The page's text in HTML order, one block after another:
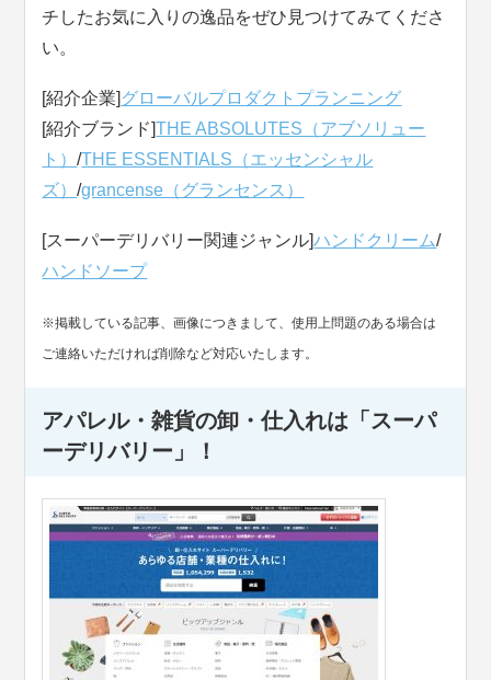
チしたお気に入りの逸品をぜひ見つけてみてくださ
い。
[紹介企業] グローバルプロダクトプランニング
[紹介ブランド]THE ABSOLUTES（アブソリュー
ト）/THE ESSENTIALS（エッセンシャル
ズ）/grancense（グランセンス）
[スーパーデリバリー関連ジャンル]ハンドクリーム/
ハンドソープ
※掲載している記事、画像につきまして、使用上問題のある場合は
ご連絡いただければ削除など対応いたします。
アパレル・雑貨の卸・仕入れは「スーパ
ーデリバリー」！